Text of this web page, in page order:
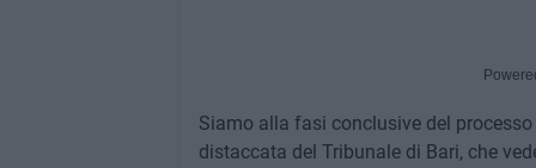
Siamo alla fasi conclusive del
distaccata del Tribunale di Bari, che